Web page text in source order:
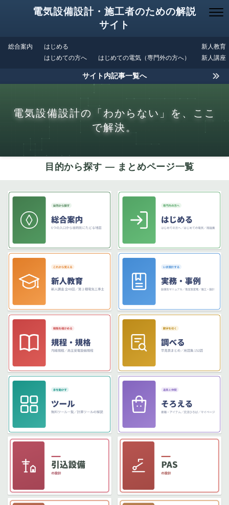
電気設備設計・施工者のための解説
サイト
総合案内
はじめる
はじめての方へ
はじめての電気（専門外の方へ）
新人教育
新人講座
サイト内記事一覧へ
電気設備設計の「わからない」を、ここ
で解決。